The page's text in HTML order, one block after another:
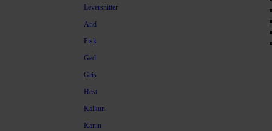
Leversnitter
And
Fisk
Ged
Gris
Hest
Kalkun
Kanin